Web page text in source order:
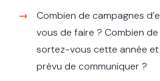
Combien de campagnes
vous de faire ? Combien
sortez-vous cette année
prévu de communiquer ?